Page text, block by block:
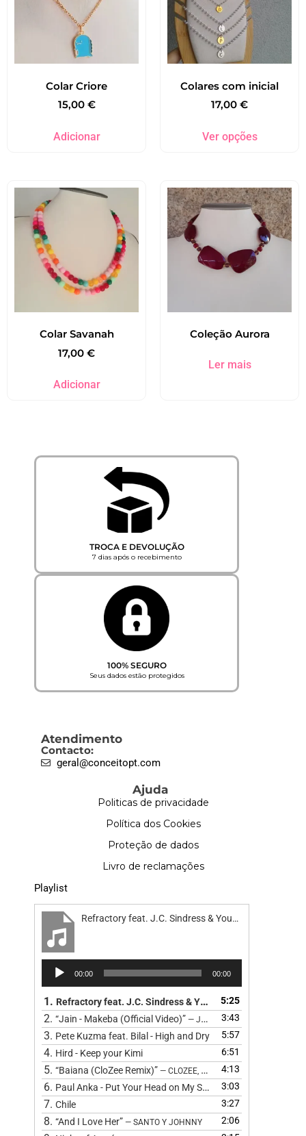
Colar Criore
15,00 €
Adicionar
Colares com inicial
17,00 €
Ver opções
Colar Savanah
17,00 €
Adicionar
Coleção Aurora
Ler mais
TROCA E DEVOLUÇÃO
7 dias após o recebimento
100% SEGURO
Seus dados estão protegidos
Atendimento
Contacto:
geral@conceitopt.com
Ajuda
Politicas de privacidade
Política dos Cookies
Proteção de dados
Livro de reclamações
Playlist
Refractory feat. J.C. Sindress & Youn Sun Nah - Road
Reprodutor
00:00 00:00
1. Refractory feat. J.C. Sindress & Youn Sun Nah - Road
5:25
2. “Jain - Makeba (Official Video)” — JAIN 3:43
3. Pete Kuzma feat. Bilal - High and Dry 5:57
4. Hird - Keep your Kimi 6:51
5. “Baiana (CloZee Remix)” — CLOZEE, BARBATUQUES, CLOZEE,
4:13
6. Paul Anka - Put Your Head on My Shoulder (Cover) by The
3:03
7. Chile 3:27
8. “And I Love Her” — SANTO Y JOHNNY 2:06